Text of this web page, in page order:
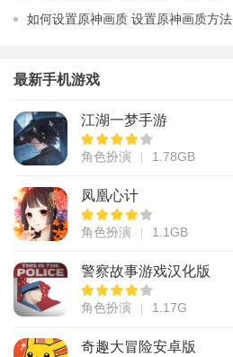
如何设置原神画质 设置原神画质方法
最新手机游戏
江湖一梦手游
角色扮演 1.78GB
凤凰心计
角色扮演 1.1GB
警察故事游戏汉化版
角色扮演 1.17G
奇趣大冒险安卓版